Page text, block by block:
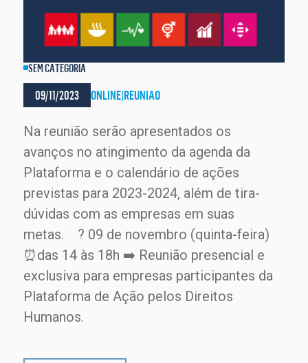
SEM CATEGORIA
09/11/2023 ONLINE|REUNIAO
Na reunião serão apresentados os
avanços no atingimento da agenda da
Plataforma e o calendário de ações
previstas para 2023-2024, além de tira-
dúvidas com as empresas em suas
metas. ? 09 de novembro (quinta-feira)
⏰das 14 às 18h ➡️ Reunião presencial e
exclusiva para empresas participantes da
Plataforma de Ação pelos Direitos
Humanos.